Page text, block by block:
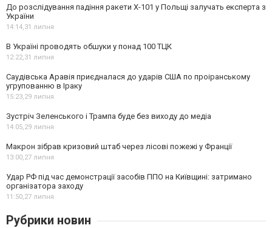
До розслідування падіння ракети Х-101 у Польщі залучать експерта з
України
14:14,31 липня
В Україні проводять обшуки у понад 100 ТЦК
12:22,31 липня
Саудівська Аравія приєдналася до ударів США по проіранському
угрупованню в Іраку
15:23,29 липня
Зустріч Зеленського і Трампа буде без виходу до медіа
14:05,29 липня
Макрон зібрав кризовий штаб через лісові пожежі у Франції
13:00,27 липня
Удар РФ під час демонстрації засобів ППО на Київщині: затримано
організатора заходу
11:50,27 липня
Рубрики новин